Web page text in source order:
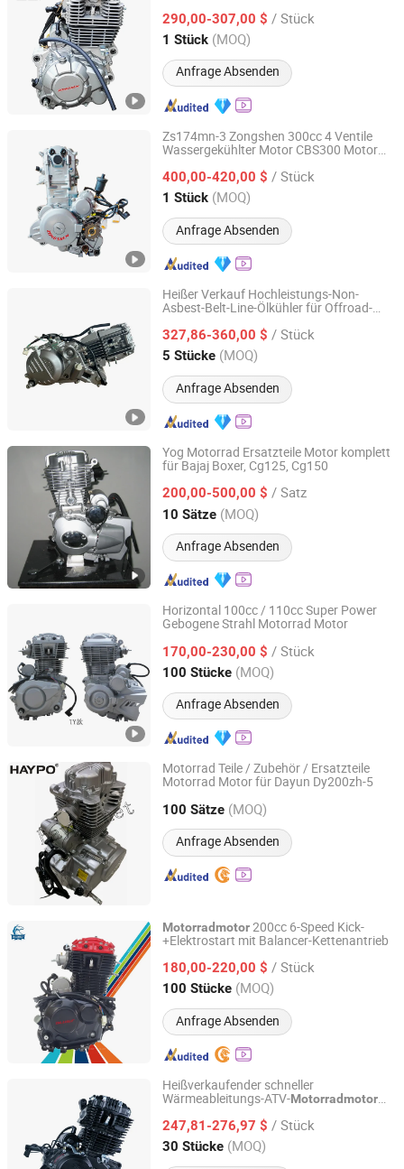
290,00-307,00 $ / Stück
1 Stück (MOQ)
Anfrage Absenden
Guangdong, China Seit 2022
Zs174mn-3 Zongshen 300cc 4 Ventile
Wassergekühlter Motor CBS300 Motor
400,00-420,00 $ / Stück
1 Stück (MOQ)
Anfrage Absenden
Guangzhou Bawo Trading Co., Ltd.
Guangdong, China Seit 2022
Heißer Verkauf Hochleistungs-Non-
Asbest-Belt-Line-Ölkühler für Offroad-
327,86-360,00 $ / Stück
5 Stücke (MOQ)
Anfrage Absenden
Zhejiang, China Seit 2010
Yog Motorrad Ersatzteile Motor komplett
für Bajaj Boxer, Cg125, Cg150
200,00-500,00 $ / Satz
10 Sätze (MOQ)
Anfrage Absenden
Yog Auto Mobile Parts Co., Ltd.
Guangdong, China Seit 2010
Horizontal 100cc / 110cc Super Power
Gebogene Strahl Motorrad Motor
170,00-230,00 $ / Stück
100 Stücke (MOQ)
Anfrage Absenden
GUANGZHOU FENGHAO MOTORCYCLE INDUSTRY CO.,
LTD.
Guangdong, China
Motorrad Teile / Zubehör / Ersatzteile
Motorrad Motor für Dayun Dy200zh-5
100 Sätze (MOQ)
Anfrage Absenden
Haypo (Guangzhou) Vehicle Parts Co., Ltd.
Guangdong, China Seit 2021
Motorradmotor200cc 6-Speed Kick-
+Elektrostart mit Balancer-Kettenantrieb
180,00-220,00 $ / Stück
100 Stücke (MOQ)
Anfrage Absenden
Jiangmen Blujet Motos Co., Ltd.
Guangdong, China Seit 2025
Heißverkaufender schneller
Wärmeableitungs-ATV-Motorradmotor
Fahrten Motorradteile Gebraucht Dirt Bike
zum Verkauf Motor
247,81-276,97 $ / Stück
30 Stücke (MOQ)
Chongqing Shineray Motorcycle Co., Ltd.
Chongqing, China Seit 2026